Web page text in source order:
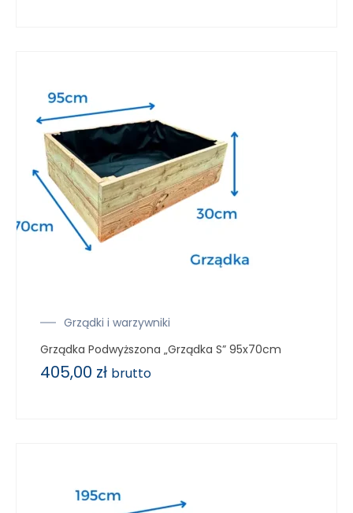
Grządki i warzywniki
Grządka Podwyższona „Grządka S” 95x70cm
405,00 zł brutto